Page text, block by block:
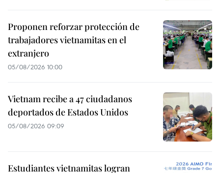
Proponen reforzar protección de
trabajadores vietnamitas en el
extranjero
05/08/2026 10:00
Vietnam recibe a 47 ciudadanos
deportados de Estados Unidos
05/08/2026 09:09
Estudiantes vietnamitas logran